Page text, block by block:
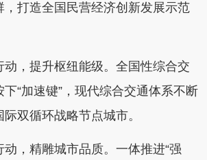
，打造全国民营经济创新发展示范
动，提升枢纽能级。全国性综合交
“加速键”，现代综合交通体系不断
双循环战略节点城市。
动，精雕城市品质。一体推进“强